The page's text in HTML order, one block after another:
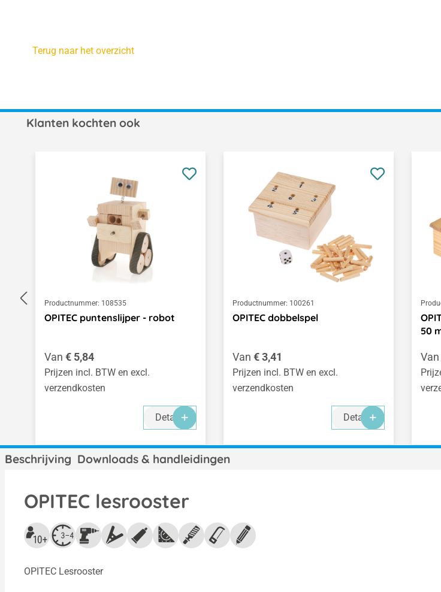
Terug naar het overzicht
Klanten kochten ook
Productnummer: 108535
OPITEC puntenslijper - robot
Normale prijs:
Van € 5,84
Prijzen incl. BTW en excl.
verzendkosten
Details
Productnummer: 100261
OPITEC dobbelspel
Normale prijs:
Van € 3,41
Prijzen incl. BTW en excl.
verzendkosten
Details
50
Van
Beschrijving Downloads & handleidingen
OPITEC lesrooster
OPITEC Lesrooster